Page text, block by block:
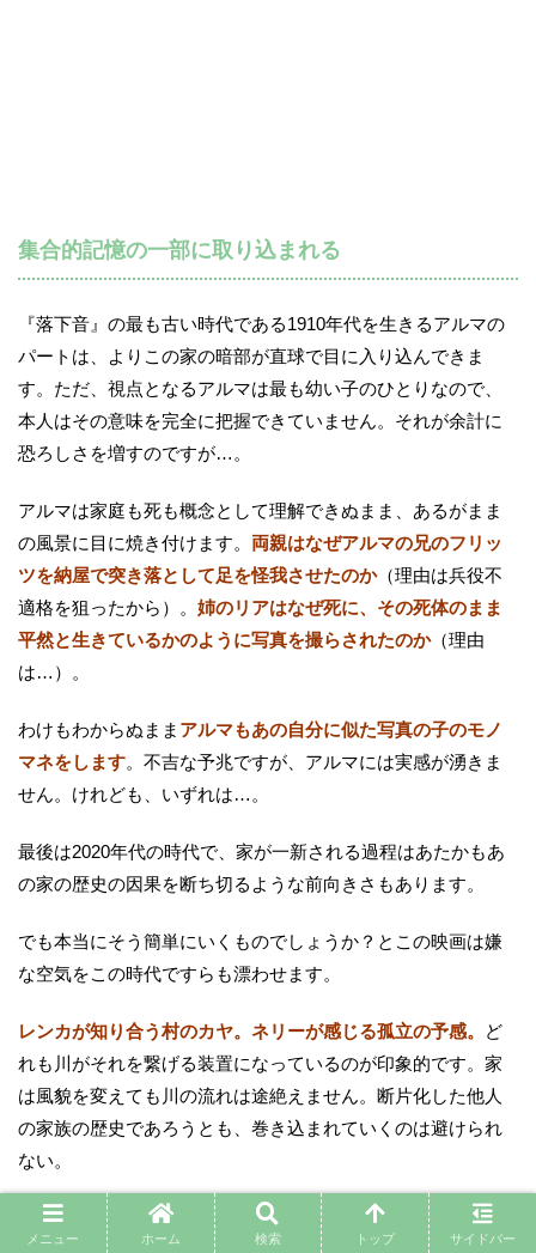
集合的記憶の一部に取り込まれる
『落下音』の最も古い時代である1910年代を生きるアルマの
パートは、よりこの家の暗部が直球で目に入り込んできま
す。ただ、視点となるアルマは最も幼い子のひとりなので、
本人はその意味を完全に把握できていません。それが余計に
恐ろしさを増すのですが…。
アルマは家庭も死も概念として理解できぬまま、あるがまま
の風景に目に焼き付けます。 両親はなぜアルマの兄のフリッ
ツを納屋で突き落として足を怪我させたのか（理由は兵役不
適格を狙ったから）。 姉のリアはなぜ死に、その死体のまま
平然と生きているかのように写真を撮らされたのか（理由
は…）。
わけもわからぬまま アルマもあの自分に似た写真の子のモノ
マネをします。不吉な予兆ですが、アルマには実感が湧きま
せん。けれども、いずれは…。
最後は2020年代の時代で、家が一新される過程はあたかもあ
の家の歴史の因果を断ち切るような前向きさもあります。
でも本当にそう簡単にいくものでしょうか？とこの映画は嫌
な空気をこの時代ですらも漂わせます。
レンカが知り合う村のカヤ。ネリーが感じる孤立の予感。
ど
れも川がそれを繋げる装置になっているのが印象的です。家
は風貌を変えても川の流れは途絶えません。断片化した他人
の家族の歴史であろうとも、巻き込まれていくのは避けられ
ない。
この他者のはずなのに否応なしに集合的記憶の一部になって
メニュー ホーム 検索 トップ サイドバー